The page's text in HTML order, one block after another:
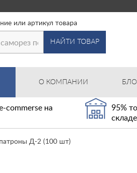
или артикул товара
НАЙТИ ТОВАР
О КОМПАНИИ БЛОГ
commerse на
95%
складе
Д-2 (100 шт)